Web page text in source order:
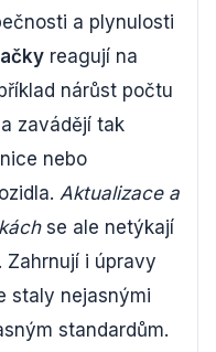
a plynulosti
reagují na
nárůst počtu
zavádějí tak
nebo
Aktualizace a
se ale netýkají
i úpravy
staly nejasnými
standardům.